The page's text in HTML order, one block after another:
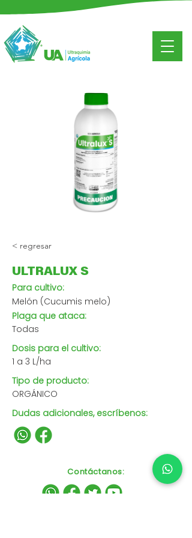
< regresar
ULTRALUX S
Para cultivo:
Melón (Cucumis melo)
Plaga que ataca:
Todas
Dosis para el cultivo:
1 a 3 L/ha
Tipo de producto:
ORGÁNICO
Dudas adicionales, escríbenos:
Contáctanos: